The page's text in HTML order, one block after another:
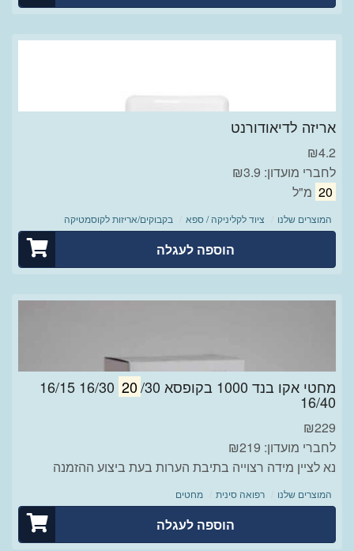
אריזה לדיאודורנט
₪4.2
לחברי מועדון: ₪3.9
20 מ"ל
המוצרים שלנו ציוד לקליניקה / ספא בקבוקים/אריזות לקוסמטיקה
הוספה לעגלה
מחטי אקו בנד 1000 בקופסא 20
/30 16/30 16/15
16/40
₪229
לחברי מועדון: ₪219
נא לציין מידה רצוייה בתיבת הערות בעת ביצוע ההזמנה
המוצרים שלנו רפואה סינית מחטים
הוספה לעגלה